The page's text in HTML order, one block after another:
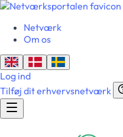
Netværk
Om os
Log ind
Tilføj dit erhvervsnetværk